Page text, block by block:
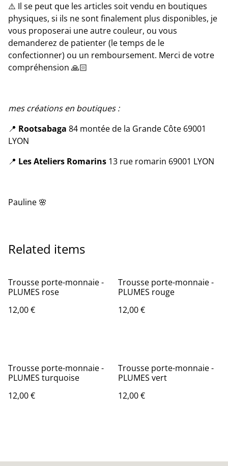
⚠️ Il se peut que les articles soit vendu en boutiques
physiques, si ils ne sont finalement plus disponibles, je
vous proposerai une autre couleur, ou vous
demanderez de patienter (le temps de le
confectionner) ou un remboursement. Merci de votre
compréhension 🙏🏻
mes créations en boutiques :
📍 Rootsabaga 84 montée de la Grande Côte 69001
LYON
📍 Les Ateliers Romarins 13 rue romarin 69001 LYON
Pauline 🌸
Related items
Trousse porte-monnaie -
PLUMES rose
12,00 €
Trousse porte-monnaie -
PLUMES rouge
12,00 €
Trousse porte-monnaie -
PLUMES turquoise
12,00 €
Trousse porte-monnaie -
PLUMES vert
12,00 €